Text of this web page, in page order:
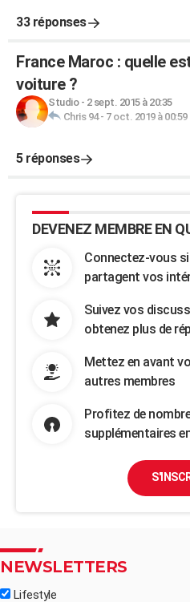
33 réponses
France Maroc : quelle
voiture ?
Studio- 2 sept. 2015 à 20:35
Chris 94- 7 oct. 2019 à 00:59
5 réponses
DEVENEZ MEMBRE EN
Connectez-vous
partagent vos
Suivez vos
obtenez plus de
Mettez en avant
autres membres
Profitez de
supplémentaires
NEWSLETTERS
Lifestyle